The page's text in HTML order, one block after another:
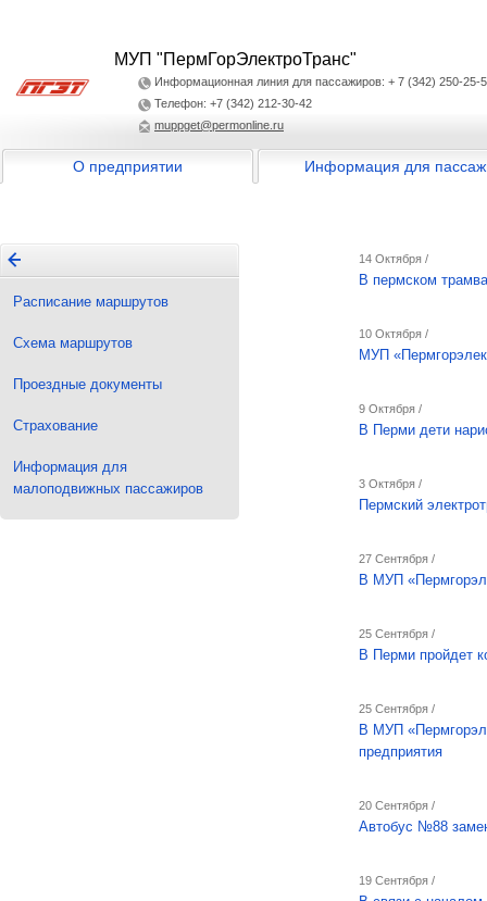
МУП "ПермГорЭлектроТранс"
Информационная линия для пассажиров: + 7 (342) 250-25-
Телефон: +7 (342) 212-30-42
muppget@permonline.ru
О предприятии Информация для
Расписание маршрутов
Схема маршрутов
Проездные документы
Страхование
Информация для
малоподвижных пассажиров
14 Октября /
В пермском
10 Октября /
МУП
9 Октября /
В Перми дети
3 Октября /
Пермский
27 Сентября /
В МУП
25 Сентября /
В Перми пройдет
25 Сентября /
В МУП
предприятия
20 Сентября /
Автобус №88
19 Сентября /